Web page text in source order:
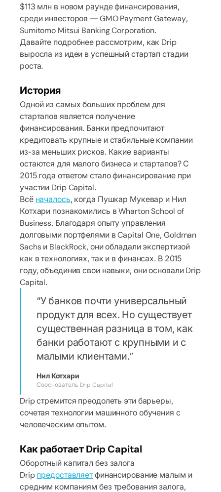
$113 млн в новом раунде финансирования,
среди инвесторов — GMO Payment Gateway,
Sumitomo Mitsui Banking Corporation.
Давайте подробнее рассмотрим, как Drip
выросла из идеи в успешный стартап стадии
роста.
История
Одной из самых больших проблем для
стартапов является получение
финансирования. Банки предпочитают
кредитовать крупные и стабильные компании
из-за меньших рисков. Какие варианты
остаются для малого бизнеса и стартапов? С
2015 года ответом стало финансирование при
участии Drip Capital.
Всё началось, когда Пушкар Мукевар и Нил
Котхари познакомились в Wharton School of
Business. Благодаря опыту управления
долговыми портфелями в Capital One, Goldman
Sachs и BlackRock, они обладали экспертизой
как в технологиях, так и в финансах. В 2015
году, объединив свои навыки, они основали Drip
Capital.
У банков почти универсальный
продукт для всех. Но существует
существенная разница в том, как
банки работают с крупными и с
малыми клиентами.
Нил Котхари
Сооснователь Drip Capital
Drip стремится преодолеть эти барьеры,
сочетая технологии машинного обучения с
человеческим опытом.
Как работает Drip Capital
Оборотный капитал без залога
Drip предоставляетфинансирование малым и
средним компаниям без требования залога,